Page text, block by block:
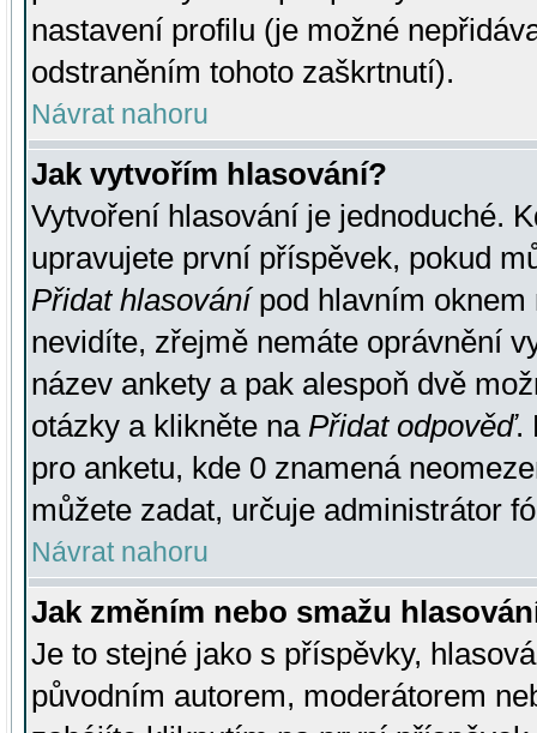
nastavení profilu (je možné
odstraněním tohoto zaškrtnutí).
Návrat nahoru
Jak vytvořím hlasování?
Vytvoření hlasování je jednoduché.
upravujete první příspěvek, pokud
Přidat hlasovánípod hlavním oknem
nevidíte, zřejmě nemáte oprávnění
název ankety a pak alespoň dvě
otázky a klikněte na Přidat odpověď.
pro anketu, kde 0 znamená
můžete zadat, určuje administrátor
Návrat nahoru
Jak změním nebo smažu
Je to stejné jako s příspěvky,
původním autorem, moderátorem